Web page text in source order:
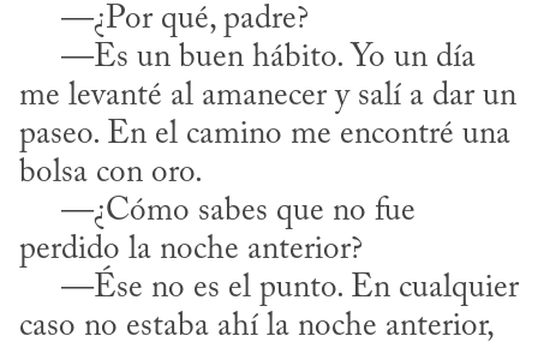
me levanté al amanecer y salí a dar un
paseo. En el camino me encontré una
bolsa con oro.
perdido la noche anterior?
caso no estaba ahí la noche anterior,